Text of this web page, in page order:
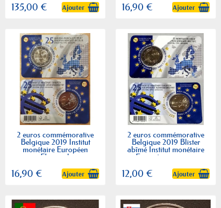
135,00 € Ajouter 16,90 € Ajouter
2 euros commémorative
Belgique 2019 Institut
monétaire Européen
version Flamande piece...
16,90 € Ajouter
2 euros commémorative
Belgique 2019 Blister
abîmé Institut monétaire
Européen version...
12,00 € Ajouter